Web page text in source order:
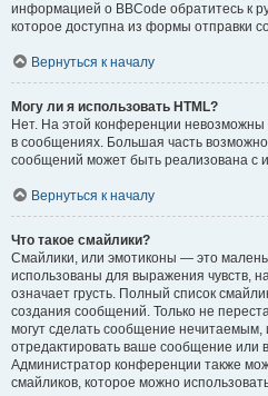
информацией о BBCode обратитесь к
которое доступна из формы отправки
Вернуться к началу
Могу ли я использовать HTML?
Нет. На этой конференции невозможны
в сообщениях. Большая часть
сообщений может быть реализована с
Вернуться к началу
Что такое смайлики?
Смайлики, или эмотиконы — это
использованы для выражения чувств,
означает грусть. Полный список
создания сообщений. Только не
могут сделать сообщение
отредактировать ваше сообщение или
Администратор конференции также
смайликов, которое можно